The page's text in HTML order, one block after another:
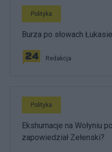
Polityka
Burza po słowach
Redakcja
Polityka
Ekshumacje na Wołyniu
zapowiedział Zełenski?